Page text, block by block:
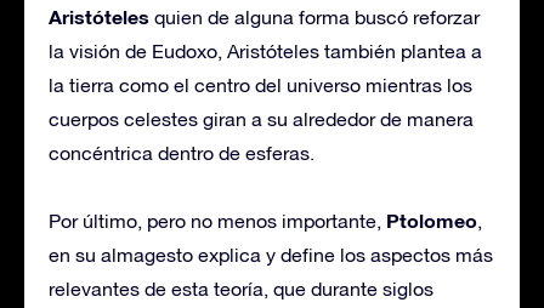
Aristóteles quien de alguna forma buscó reforzar
la visión de Eudoxo, Aristóteles también plantea a
la tierra como el centro del universo mientras los
cuerpos celestes giran a su alrededor de manera
concéntrica dentro de esferas.
Por último, pero no menos importante, Ptolomeo,
en su almagesto explica y define los aspectos más
relevantes de esta teoría, que durante siglos